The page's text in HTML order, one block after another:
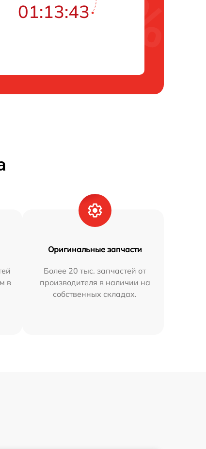
01:13:42
в
Оригинальные запчасти
Более 20 тыс. запчастей от
производителя в наличии на
собственных складах.